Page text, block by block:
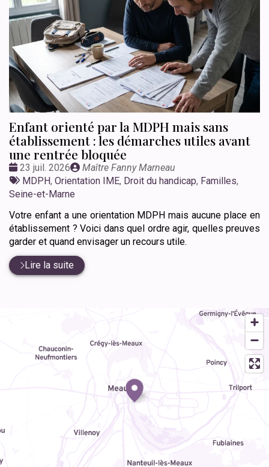
Enfant orienté par la MDPH mais sans
établissement : les démarches utiles avant
une rentrée bloquée
Date
:
23 juil. 2026
Publié
par
Maître Fanny Marneau
Tags
:
MDPH, Orientation IME, Droit du handicap, Familles,
Seine-et-Marne
Votre enfant a une orientation MDPH mais aucune place en
établissement ? Voici dans quel ordre agir, quelles preuves
garder et quand envisager un recours utile.
Lire la suite